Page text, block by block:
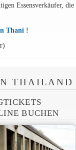
Essensverkäufer, die
Thani !
THAILAND
BUCHEN